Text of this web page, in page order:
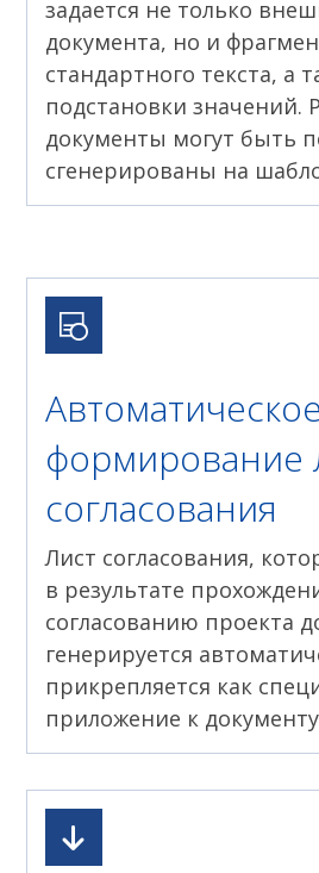
задается не только
документа, но и
стандартного текста, а
подстановки значений.
документы могут быть
сгенерированы на
Автоматическое
формирование
согласования
Лист согласования,
в результате
согласованию проекта
генерируется
прикрепляется как
приложение к